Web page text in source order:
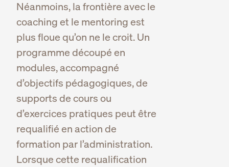
Néanmoins, la frontière avec le
coaching et le mentoring est
plus floue qu’on ne le croit. Un
programme découpé en
modules, accompagné
d’objectifs pédagogiques, de
supports de cours ou
d’exercices pratiques peut être
requalifié en action de
formation par l’administration.
Lorsque cette requalification